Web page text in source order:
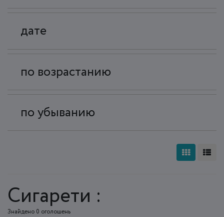
дате
по возрастанию
по убыванию
Сигарети :
Знайдено 0 оголошень